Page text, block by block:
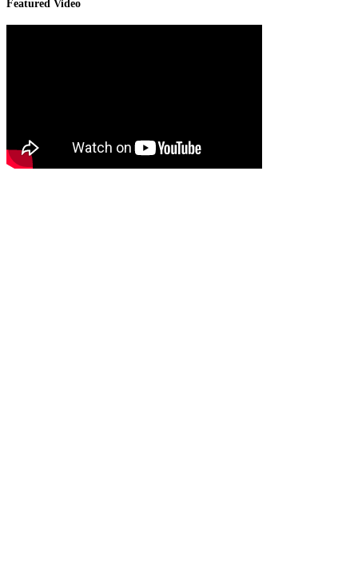
Featured Video